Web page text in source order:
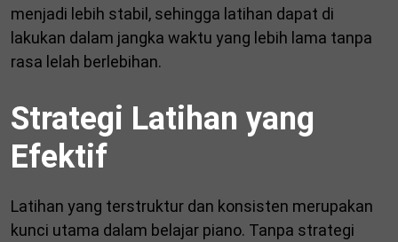
menjadi lebih stabil, sehingga latihan dapat di
lakukan dalam jangka waktu yang lebih lama tanpa
rasa lelah berlebihan.
Strategi Latihan yang
Efektif
Latihan yang terstruktur dan konsisten merupakan
kunci utama dalam belajar piano. Tanpa strategi